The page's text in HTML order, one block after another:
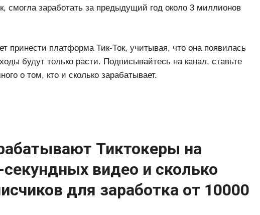
смогла заработать за предыдущий год около 3 миллионов
принести платформа Тик-Ток, учитывая, что она появилась
будут только расти. Подписывайтесь на канал, ставьте
о том, кто и сколько зарабатывает.
Тиктокеры на
видео и сколько
для заработка от 10000